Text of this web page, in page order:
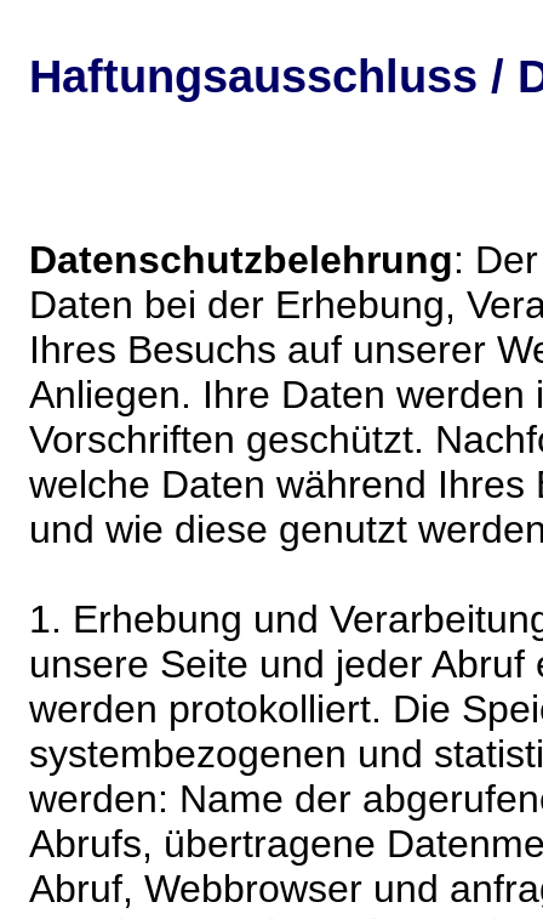
Haftungsausschluss /
Datenschutzbelehrung:
Daten bei der Erhebung,
Ihres Besuchs auf unserer
Anliegen. Ihre Daten
Vorschriften geschützt.
welche Daten während
und wie diese genutzt
1. Erhebung und
unsere Seite und jeder
werden protokolliert. Die
systembezogenen und
werden: Name der
Abrufs, übertragene
Abruf, Webbrowser und